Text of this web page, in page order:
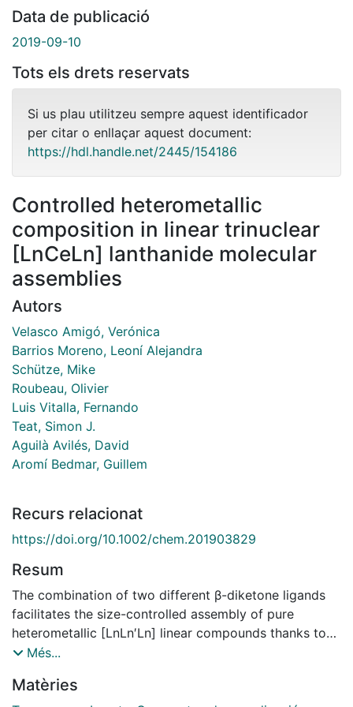
Data de publicació
2019-09-10
Tots els drets reservats
Si us plau utilitzeu sempre aquest identificador
per citar o enllaçar aquest document:
https://hdl.handle.net/2445/154186
Controlled heterometallic
composition in linear trinuclear
[LnCeLn] lanthanide molecular
assemblies
Autors
Velasco Amigó, Verónica
Barrios Moreno, Leoní Alejandra
Schütze, Mike
Roubeau, Olivier
Luis Vitalla, Fernando
Teat, Simon J.
Aguilà Avilés, David
Aromí Bedmar, Guillem
Recurs relacionat
https://doi.org/10.1002/chem.201903829
Resum
The combination of two different β-diketone ligands
facilitates the size-controlled assembly of pure
heterometallic [LnLn′Ln] linear compounds thanks to
two different coordination sites present in the
analogues are presented here and are characterized
Més...
Matèries